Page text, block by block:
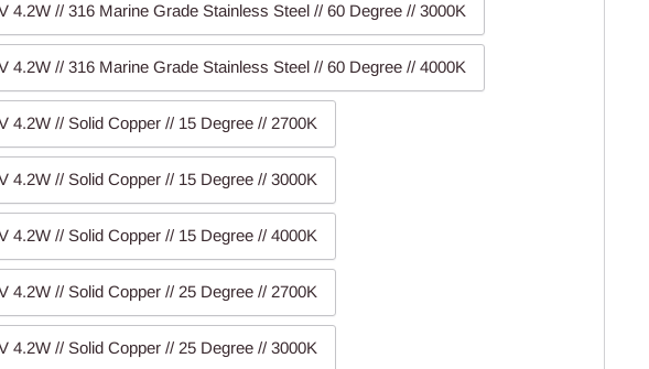
4.2W // 316 Marine Grade Stainless Steel // 60 Degree // 3000K
4.2W // 316 Marine Grade Stainless Steel // 60 Degree // 4000K
4.2W // Solid Copper // 15 Degree // 2700K
4.2W // Solid Copper // 15 Degree // 3000K
4.2W // Solid Copper // 15 Degree // 4000K
4.2W // Solid Copper // 25 Degree // 2700K
4.2W // Solid Copper // 25 Degree // 3000K